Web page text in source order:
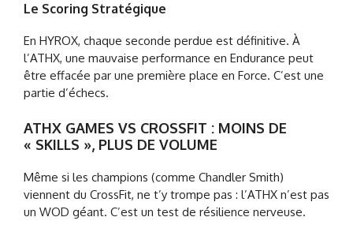
Le Scoring Stratégique
En HYROX, chaque seconde perdue est définitive. À
l’ATHX, une mauvaise performance en Endurance peut
être effacée par une première place en Force. C’est une
partie d’échecs.
ATHX GAMES VS CROSSFIT : MOINS DE
« SKILLS », PLUS DE VOLUME
Même si les champions (comme Chandler Smith)
viennent du CrossFit, ne t’y trompe pas : l’ATHX n’est pas
un WOD géant. C’est un test de résilience nerveuse.